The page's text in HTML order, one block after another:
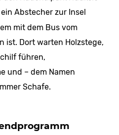
Abstecher zur Insel
mit dem Bus vom
ist. Dort warten Holzstege,
führen,
und – dem Namen
Schafe.